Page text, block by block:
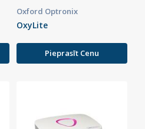
Oxford Optronix
OxyLite
Pieprasīt Cenu